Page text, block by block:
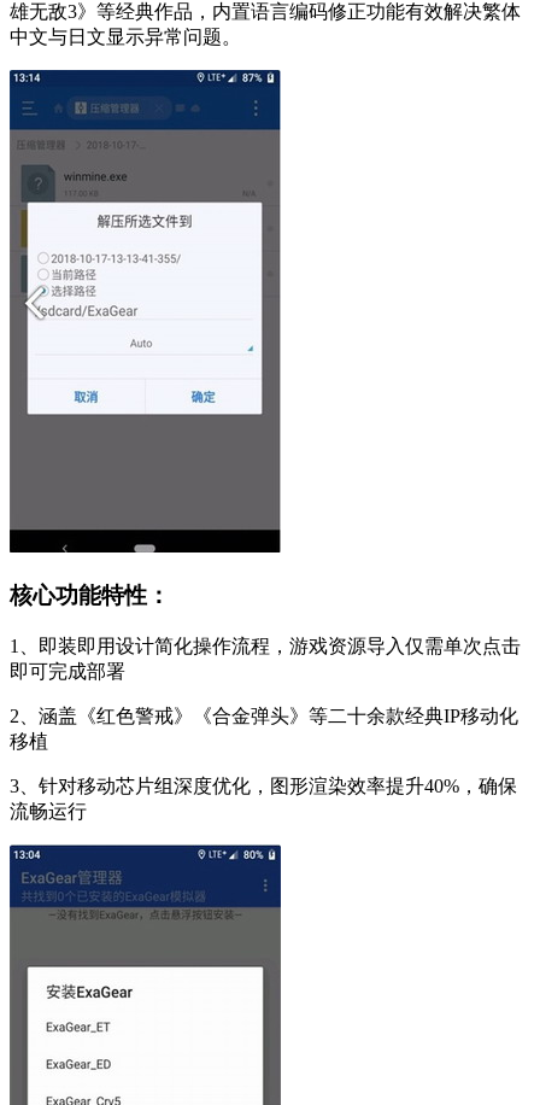
雄无敌3》等经典作品，内置语言编码修正功能有效解决繁体
中文与日文显示异常问题。
核心功能特性：
1、即装即用设计简化操作流程，游戏资源导入仅需单次点击
即可完成部署
2、涵盖《红色警戒》《合金弹头》等二十余款经典IP移动化
移植
3、针对移动芯片组深度优化，图形渲染效率提升40%，确保
流畅运行